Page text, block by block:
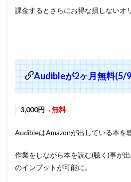
課金するとさらにお得な損しないオ
Audibleが2ヶ月無料(5/
3,000円→無料
AudibleはAmazonが出している本を
作業をしながら本を読む(聴く)事が
のインプットが可能に。